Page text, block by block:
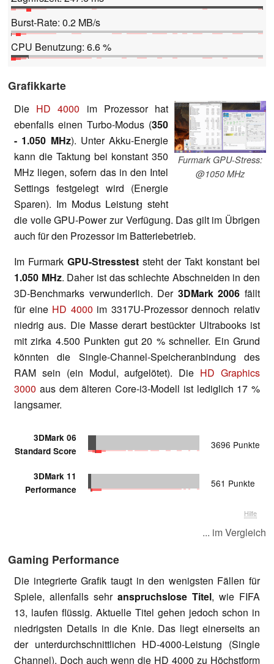
Burst-Rate: 0.2 MB/s
CPU Benutzung: 6.6 %
Grafikkarte
Furmark GPU-Stress:
@1050 MHz
Die HD 4000 im Prozessor hat
ebenfalls einen Turbo-Modus (350
- 1.050 MHz). Unter Akku-Energie
kann die Taktung bei konstant 350
MHz liegen, sofern das in den Intel
Settings festgelegt wird (Energie
Sparen). Im Modus Leistung steht
die volle GPU-Power zur Verfügung. Das gilt im Übrigen
auch für den Prozessor im Batteriebetrieb.
Im Furmark GPU-Stresstest steht der Takt konstant bei
1.050 MHz. Daher ist das schlechte Abschneiden in den
3D-Benchmarks verwunderlich. Der 3DMark 2006 fällt
für eine HD 4000 im 3317U-Prozessor dennoch relativ
niedrig aus. Die Masse derart bestückter Ultrabooks ist
mit zirka 4.500 Punkten gut 20 % schneller. Ein Grund
könnten die Single-Channel-Speicheranbindung des
RAM sein (ein Modul, aufgelötet). Die HD Graphics
3000 aus dem älteren Core-i3-Modell ist lediglich 17 %
langsamer.
3DMark 06
Standard Score
3696 Punkte
3DMark 11
Performance
561 Punkte
Hilfe
... im Vergleich
Gaming Performance
Die integrierte Grafik taugt in den wenigsten Fällen für
Spiele, allenfalls sehr anspruchslose Titel, wie FIFA
13, laufen flüssig. Aktuelle Titel gehen jedoch schon in
niedrigsten Details in die Knie. Das liegt einerseits an
der unterdurchschnittlichen HD-4000-Leistung (Single
Channel). Doch auch wenn die HD 4000 zu Höchstform